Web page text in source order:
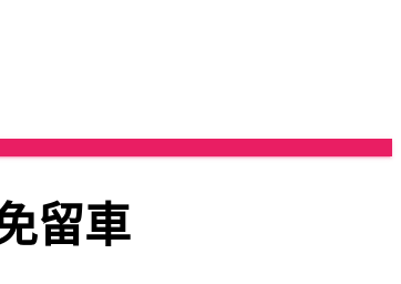
留車